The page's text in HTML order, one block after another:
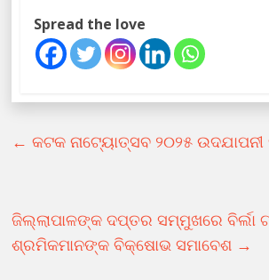
Spread the love
← କଟକ ନାଟ୍ୟୋତ୍ସବ ୨୦୨୫ ଉଦଯାପନୀ
ଜିଲ୍ଲାପାଳଙ୍କ ଦପ୍ତର ସମ୍ମୁଖରେ ବିର୍ଲା
ଶ୍ରମିକମାନଙ୍କ ବିକ୍ଷୋଭ ସମାବେଶ →